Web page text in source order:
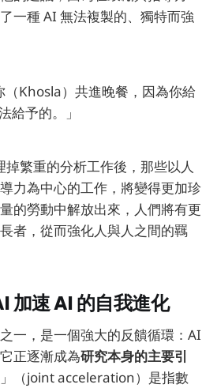
一種 AI 無法複製的、獨特而強
（Khosla）共進晚餐，因為你給
給予的。」
繁重的分析工作後，那些以人
力為中心的工作，將變得更加珍
的勞動中解放出來，人們將有更
者，從而強化人與人之間的羈
加速 AI 的自我進化
一，是一個強大的反饋循環：AI
正逐漸成為研究本身的主要引
（joint acceleration）是指數